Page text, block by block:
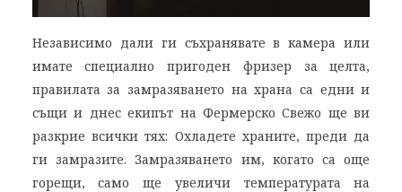
Независимо дали ги съхранявате в камера или
имате специално пригоден фризер за целта,
правилата за замразяването на храна са едни и
същи и днес екипът на Фермерско Свежо ще ви
разкрие всички тях: Охладете храните, преди да
ги замразите. Замразяването им, когато са още
горещи, само ще увеличи температурата на